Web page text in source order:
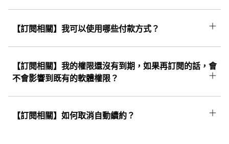
訂閱制為方案到期後「自動續訂」，依首次消費
信用卡於「到期日自動扣款續訂」。訂閱制度可
【訂閱相關】我可以使用哪些付款方式？
一律使用信用卡付費，若為首次訂購需麻煩您輸
入相關資料，資料絕不會有外洩的風險，請您放
心。
【訂閱相關】我的權限還沒有到期，如果再訂閱的話，會
不會影響到既有的軟體權限？
不會影響到既有的軟體權限。只要「使用同個帳
號」進行購買，既有的權限會往後遞延，不會覆
【訂閱相關】如何取消自動續約？